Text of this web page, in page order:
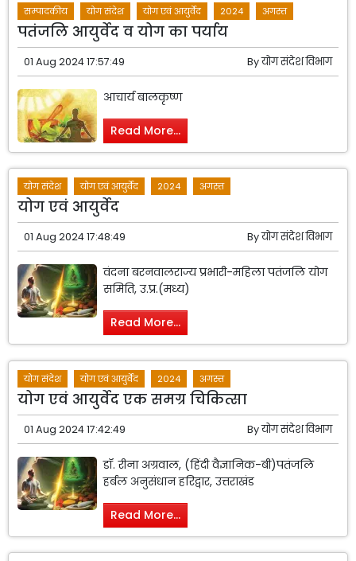
सम्पादकीय योग संदेश योग एवं आयुर्वेद 2024 अगस्त
पतंजलि आयुर्वेद व योग का पर्याय
01 Aug 2024 17:57:49 Byयोग संदेश विभाग
आचार्य बालकृष्ण
Read More...
योग संदेश योग एवं आयुर्वेद 2024 अगस्त
योग एवं आयुर्वेद
01 Aug 2024 17:48:49 Byयोग संदेश विभाग
वंदना बरनवालराज्य प्रभारी-महिला पतंजलि योग
समिति, उ.प्र.(मध्य)
Read More...
योग संदेश योग एवं आयुर्वेद 2024 अगस्त
योग एवं आयुर्वेद एक समग्र चिकित्सा
01 Aug 2024 17:42:49 Byयोग संदेश विभाग
डॉ. रीना अग्रवाल, (हिंदी वैज्ञानिक-बी)पतंजलि
हर्बल अनुसंधान हरिद्वार, उत्तराखंड
Read More...